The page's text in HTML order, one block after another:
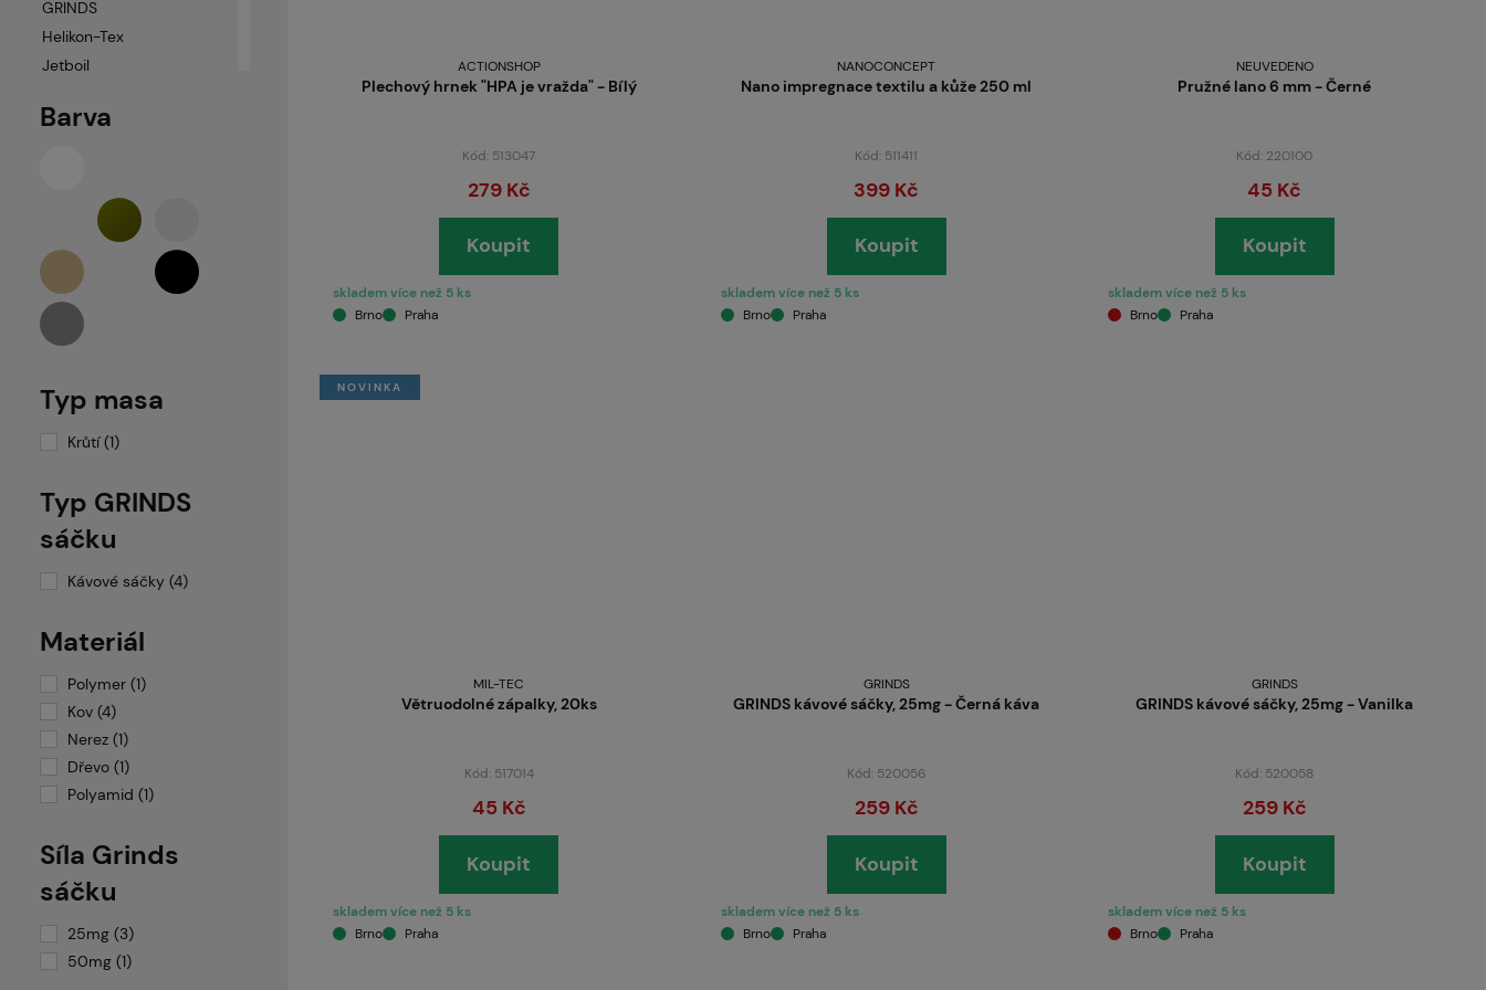
GRINDS
Helikon-Tex
Jetboil
MFH
NanoConcept
Neuvedeno
Zippo
Barva
Typ masa
Krůtí (1)
Typ GRINDS
sáčku
Kávové sáčky (4)
Materiál
Polymer (1)
Kov (4)
Nerez (1)
Dřevo (1)
Polyamid (1)
Síla Grinds
sáčku
25mg (3)
50mg (1)
ACTIONSHOP
Plechový hrnek "HPA je vražda" - Bílý
Kód: 513047
279 Kč
Koupit
skladem více než 5 ks
Brno
Praha
NANOCONCEPT
Nano impregnace textilu a kůže 250 ml
Kód: 511411
399 Kč
Koupit
skladem více než 5 ks
Brno
Praha
NEUVEDENO
Pružné lano 6 mm - Černé
Kód: 220100
45 Kč
Koupit
skladem více než 5 ks
Brno
Praha
NOVINKA
MIL-TEC
Větruodolné zápalky, 20ks
Kód: 517014
45 Kč
Koupit
skladem více než 5 ks
Brno
Praha
GRINDS
GRINDS kávové sáčky, 25mg - Černá káva
Kód: 520056
259 Kč
Koupit
skladem více než 5 ks
Brno
Praha
GRINDS
GRINDS kávové sáčky, 25mg - Vanilka
Kód: 520058
259 Kč
Koupit
skladem více než 5 ks
Brno
Praha